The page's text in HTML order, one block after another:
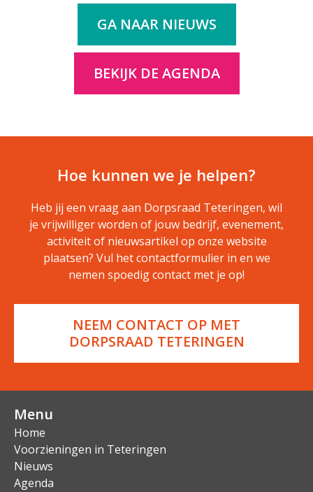
GA NAAR NIEUWS
BEKIJK DE AGENDA
Hoe kunnen we je helpen?
Heb jij een vraag aan Dorpsraad Teteringen, wil
je vrijwilliger worden of jouw bedrijf, evenement,
activiteit of nieuwsartikel op onze website
plaatsen? Vul het contactformulier in en we
nemen spoedig contact met je op!
NEEM CONTACT OP MET
DORPSRAAD TETERINGEN
Menu
Home
Voorzieningen in Teteringen
Nieuws
Agenda